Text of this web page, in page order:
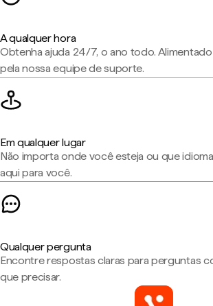
A qualquer hora
Obtenha ajuda 24/7, o ano todo.
pela nossa equipe de suporte.
Em qualquer lugar
Não importa onde você esteja ou que
aqui para você.
Qualquer pergunta
Encontre respostas claras para perguntas
que precisar.